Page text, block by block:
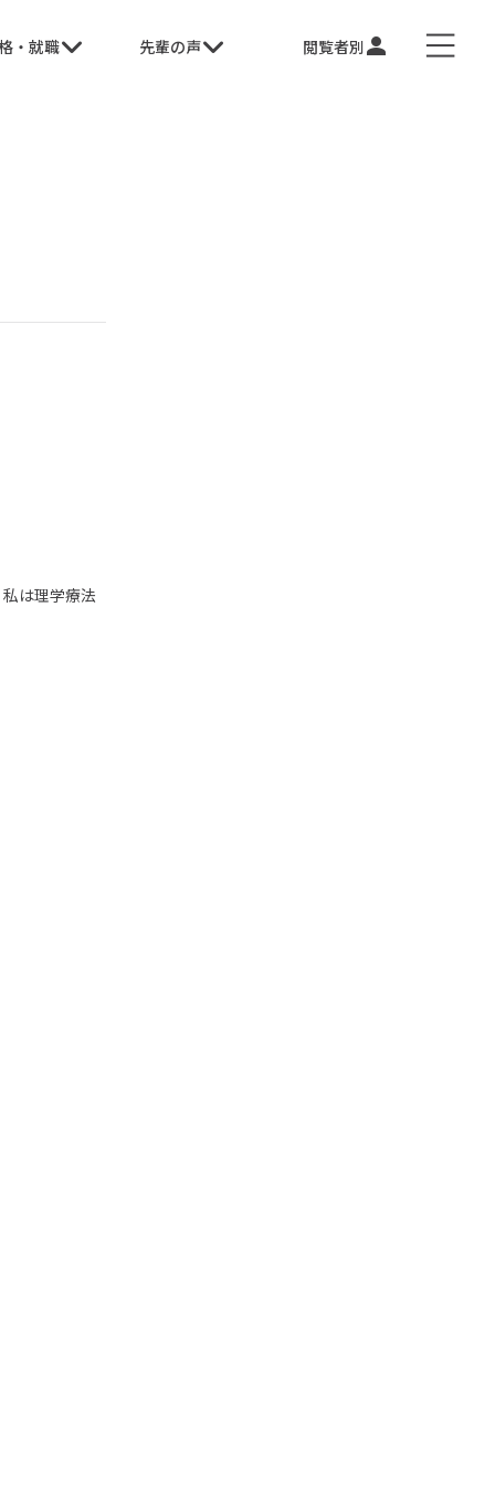
・就職 先輩の声 閲覧者別
は理学療法